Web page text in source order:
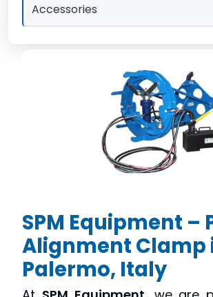
Accessories
SPM Equipment –
Alignment Clamp
Palermo, Italy